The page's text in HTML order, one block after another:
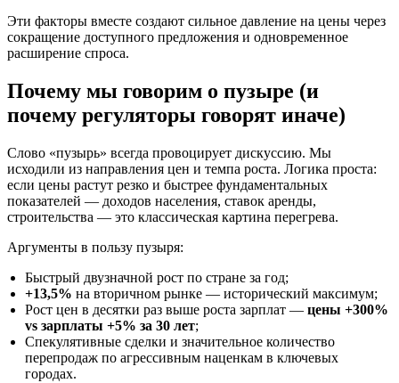
Эти факторы вместе создают сильное давление на цены через
сокращение доступного предложения и одновременное
расширение спроса.
Почему мы говорим о пузыре (и
почему регуляторы говорят иначе)
Слово «пузырь» всегда провоцирует дискуссию. Мы
исходили из направления цен и темпа роста. Логика проста:
если цены растут резко и быстрее фундаментальных
показателей — доходов населения, ставок аренды,
строительства — это классическая картина перегрева.
Аргументы в пользу пузыря:
Быстрый двузначной рост по стране за год;
+13,5% на вторичном рынке — исторический максимум;
Рост цен в десятки раз выше роста зарплат — цены +300%
vs зарплаты +5% за 30 лет;
Спекулятивные сделки и значительное количество
перепродаж по агрессивным наценкам в ключевых
городах.